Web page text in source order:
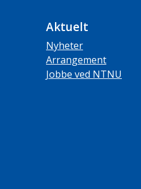
Aktuelt
Nyheter
Arrangement
Jobbe ved NTNU